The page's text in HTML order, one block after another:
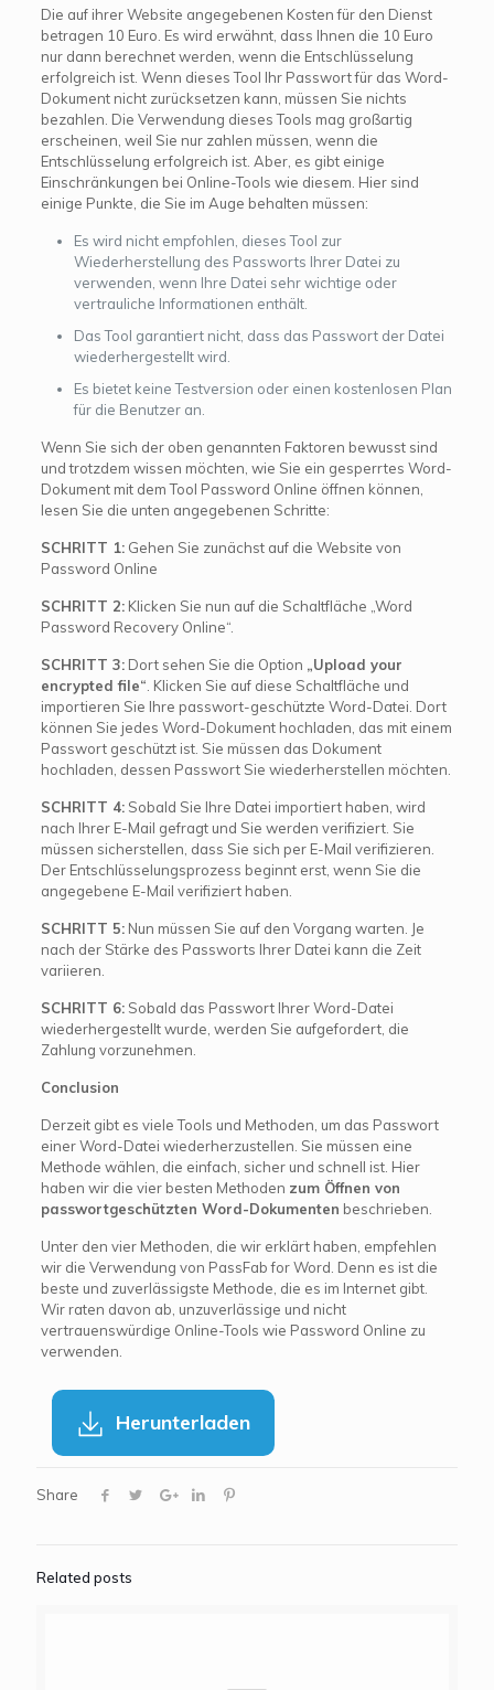
Die auf ihrer Website angegebenen Kosten für den Dienst
betragen 10 Euro. Es wird erwähnt, dass Ihnen die 10 Euro
nur dann berechnet werden, wenn die Entschlüsselung
erfolgreich ist. Wenn dieses Tool Ihr Passwort für das Word-
Dokument nicht zurücksetzen kann, müssen Sie nichts
bezahlen. Die Verwendung dieses Tools mag großartig
erscheinen, weil Sie nur zahlen müssen, wenn die
Entschlüsselung erfolgreich ist. Aber, es gibt einige
Einschränkungen bei Online-Tools wie diesem. Hier sind
einige Punkte, die Sie im Auge behalten müssen:
Es wird nicht empfohlen, dieses Tool zur
Wiederherstellung des Passworts Ihrer Datei zu
verwenden, wenn Ihre Datei sehr wichtige oder
vertrauliche Informationen enthält.
Das Tool garantiert nicht, dass das Passwort der Datei
wiederhergestellt wird.
Es bietet keine Testversion oder einen kostenlosen Plan
für die Benutzer an.
Wenn Sie sich der oben genannten Faktoren bewusst sind
und trotzdem wissen möchten, wie Sie ein gesperrtes Word-
Dokument mit dem Tool Password Online öffnen können,
lesen Sie die unten angegebenen Schritte:
SCHRITT 1:Gehen Sie zunächst auf die Website von
Password Online
SCHRITT 2:Klicken Sie nun auf die Schaltfläche „Word
Password Recovery Online“.
SCHRITT 3:Dort sehen Sie die Option „Upload your
encrypted file“ . Klicken Sie auf diese Schaltfläche und
importieren Sie Ihre passwort-geschützte Word-Datei. Dort
können Sie jedes Word-Dokument hochladen, das mit einem
Passwort geschützt ist. Sie müssen das Dokument
hochladen, dessen Passwort Sie wiederherstellen möchten.
SCHRITT 4:Sobald Sie Ihre Datei importiert haben, wird
nach Ihrer E-Mail gefragt und Sie werden verifiziert. Sie
müssen sicherstellen, dass Sie sich per E-Mail verifizieren.
Der Entschlüsselungsprozess beginnt erst, wenn Sie die
angegebene E-Mail verifiziert haben.
SCHRITT 5:Nun müssen Sie auf den Vorgang warten. Je
nach der Stärke des Passworts Ihrer Datei kann die Zeit
variieren.
SCHRITT 6:Sobald das Passwort Ihrer Word-Datei
wiederhergestellt wurde, werden Sie aufgefordert, die
Zahlung vorzunehmen.
Conclusion
Derzeit gibt es viele Tools und Methoden, um das Passwort
einer Word-Datei wiederherzustellen. Sie müssen eine
Methode wählen, die einfach, sicher und schnell ist. Hier
haben wir die vier besten Methoden zum Öffnen von
passwortgeschützten Word-Dokumenten beschrieben.
Unter den vier Methoden, die wir erklärt haben, empfehlen
wir die Verwendung von PassFab for Word. Denn es ist die
beste und zuverlässigste Methode, die es im Internet gibt.
Wir raten davon ab, unzuverlässige und nicht
vertrauenswürdige Online-Tools wie Password Online zu
verwenden.
Herunterladen
Share
Related posts